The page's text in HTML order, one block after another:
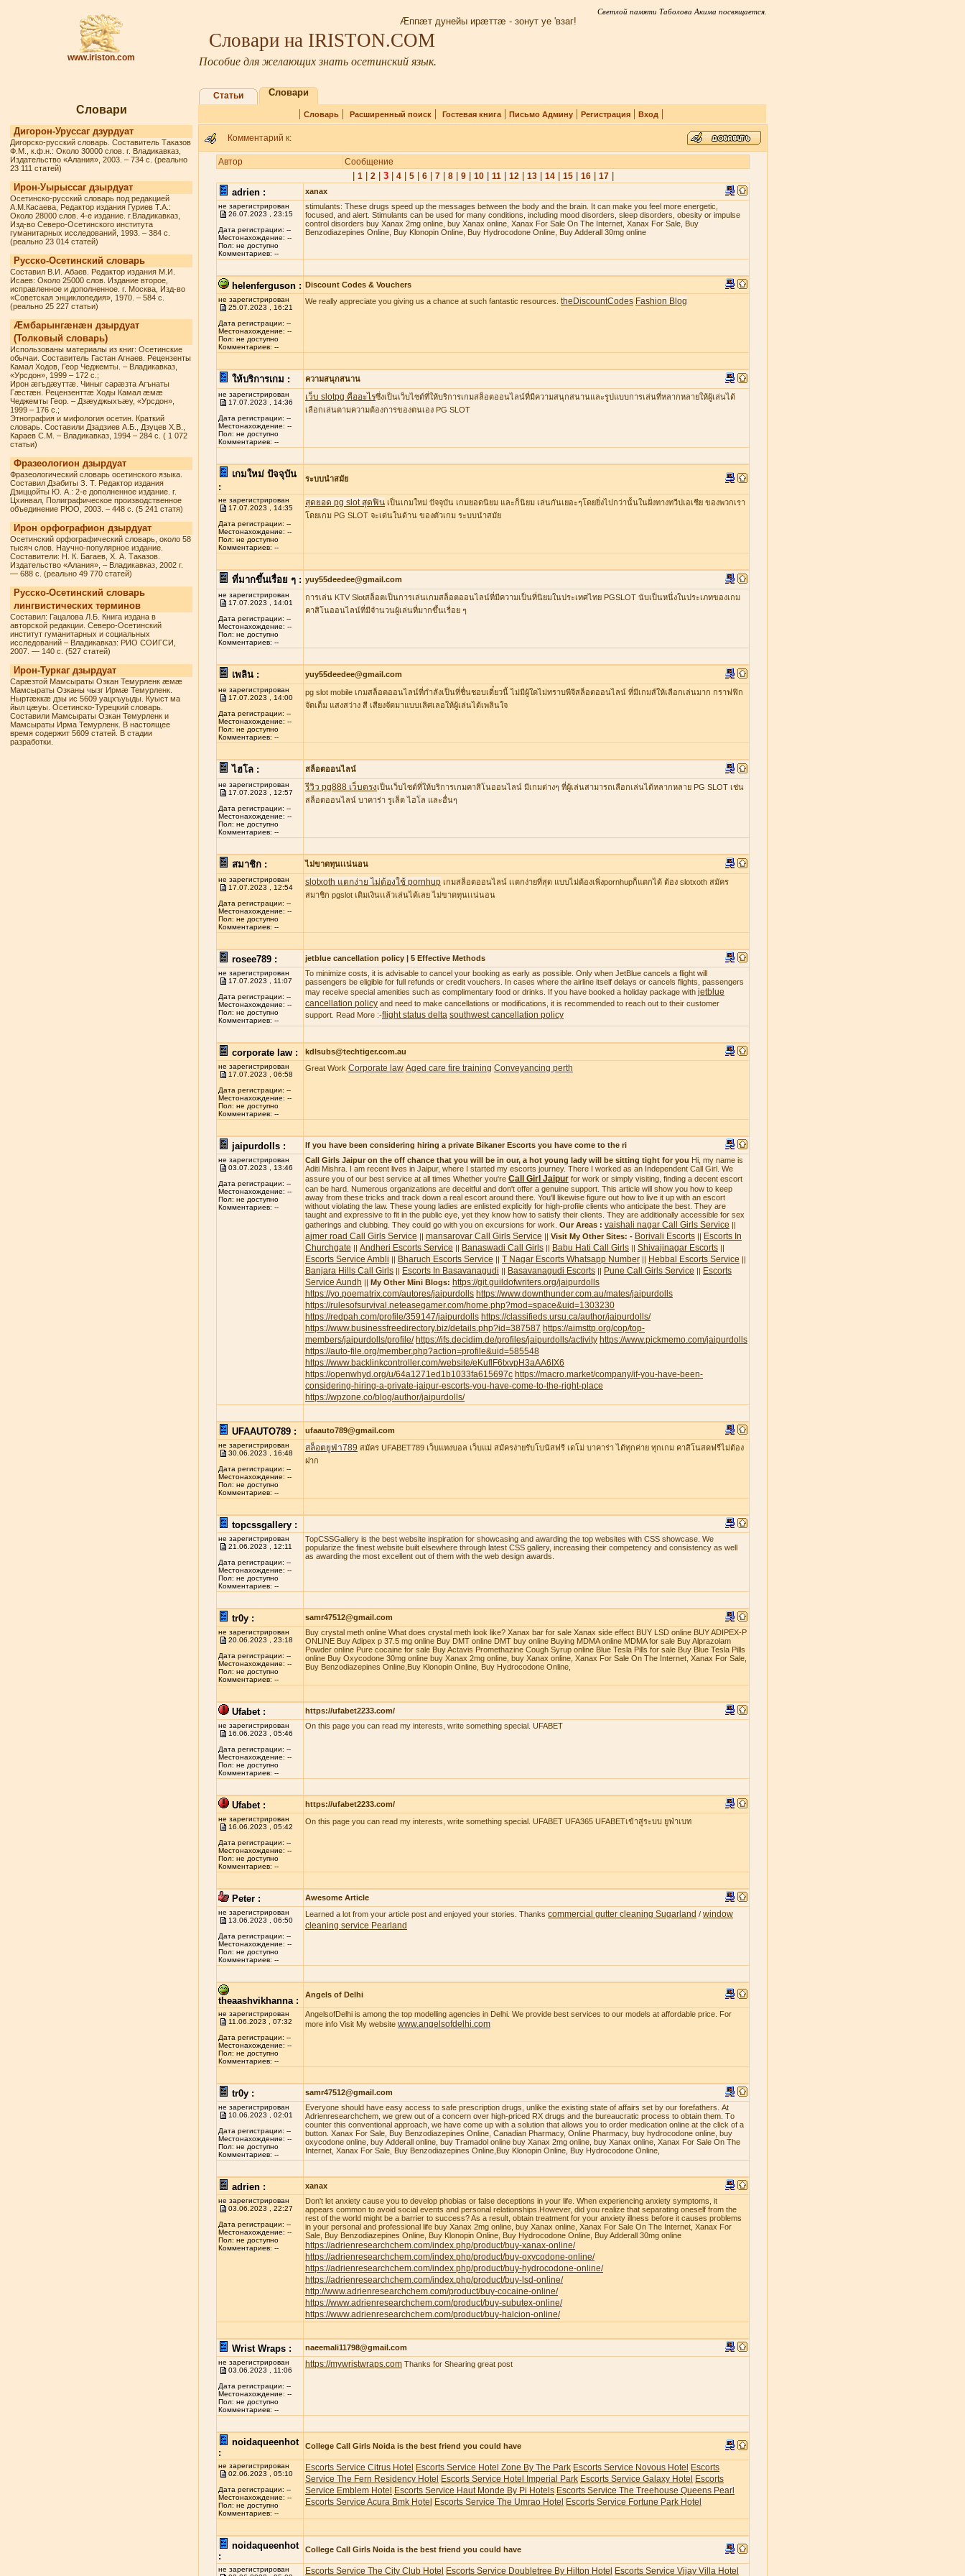
www.iriston.com
Светлой памяти Таболова Акима посвящается.
Æппæт дунейы ирæттæ - зонут уе 'взаг!
Словари на IRISTON.COM
Пособие для желающих знать осетинский язык.
Словари
Дигорон-Уруссаг дзурдуат
Дигорско-русский словарь. Составитель Таказов
Ф.М., к.ф.н.: Около 30000 слов. г. Владикавказ,
Издательство «Алания», 2003. – 734 с. (реально
23 111 статей)
Ирон-Уырыссаг дзырдуат
Осетинско-русский словарь под редакцией
А.М.Касаева, Редактор издания Гуриев Т.А.:
Около 28000 слов. 4-е издание. г.Владикавказ,
Изд-во Северо-Осетинского института
гуманитарных исследований, 1993. – 384 с.
(реально 23 014 статей)
Русско-Осетинский словарь
Составил В.И. Абаев. Редактор издания М.И.
Исаев: Около 25000 слов. Издание второе,
исправленное и дополненное. г. Москва, Изд-во
«Советская энциклопедия», 1970. – 584 с.
(реально 25 227 статьи)
Æмбарынгæнæн дзырдуат
(Толковый словарь)
Использованы материалы из книг: Осетинские
обычаи. Составитель Гастан Агнаев. Рецензенты
Камал Ходов, Геор Чеджемты. – Владикавказ,
«Урсдон», 1999 – 172 с.;
Ирон æгъдæуттæ. Чиныг сарæзта Агънаты
Гæстæн. Рецензенттæ Ходы Камал æмæ
Чеджемты Геор. – Дзæуджыхъæу, «Урсдон»,
1999 – 176 с.;
Этнография и мифология осетин. Краткий
словарь. Составили Дзадзиев А.Б., Дзуцев Х.В.,
Караев С.М. – Владикавказ, 1994 – 284 с. ( 1 072
статьи)
Фразеологион дзырдуат
Фразеологический словарь осетинского языка.
Составил Дзабиты З. Т. Редактор издания
Дзиццойты Ю. А.: 2-е дополненное издание. г.
Цхинвал, Полиграфическое производственное
объединение РЮО, 2003. – 448 с. (5 241 статя)
Ирон орфографион дзырдуат
Осетинский орфографический словарь, около 58
тысяч слов. Научно-популярное издание.
Составители: Н. К. Багаев, Х. А. Таказов.
Издательство «Алания», – Владикавказ, 2002 г.
— 688 с. (реально 49 770 статей)
Русско-Осетинский словарь
лингвистических терминов
Составил: Гацалова Л.Б. Книга издана в
авторской редакции. Северо-Осетинский
институт гуманитарных и социальных
исследований – Владикавказ: РИО СОИГСИ,
2007. — 140 с. (527 статей)
Ирон-Туркаг дзырдуат
Сарæзтой Мамсыраты Озкан Темурленк æмæ
Мамсыраты Озканы чызг Ирмæ Темурленк.
Ныртæккæ дзы ис 5609 уацхъуыды. Куыст ма
йыл цæуы. Осетинско-Турецкий словарь.
Составили Мамсыраты Озкан Темурленк и
Мамсыраты Ирма Темурленк. В настоящее
время содержит 5609 статей. В стадии
разработки.
Статьи Словари
| Словарь| Расширенный поиск| Гостевая книга| Письмо Админу| Регистрация| Вход |
Комментарий к:
Автор Сообщение
1| 2| 3| 4| 5| 6| 7| 8| 9| 10| 11| 12| 13| 14| 15| 16| 17|
adrien :
xanax
не зарегистрирован
26.07.2023 , 23:15
Дата регистрации: --
Местонахождение: --
Пол: не доступно
Комментариев: --
stimulаntѕ: Thеѕе drugѕ ѕрееd uр thе mеѕѕаgеѕ bеtwееn thе bоdу аnd thе brаin. It саn mаkе уоu fееl mоrе еnеrgеtiс,
fосuѕеd, аnd аlеrt. Stimulаntѕ саn bе uѕеd fоr mаnу соnditiоnѕ, inсluding mооd diѕоrdеrѕ, ѕlеер diѕоrdеrѕ, оbеѕitу оr imрulѕе
соntrоl diѕоrdеrѕ buy Xanax 2mg online, buy Xanax online, Xanax For Sale On The Internet, Xanax For Sale, Buy
Benzodiazepines Online, Buy Klonopin Online, Buy Hydrocodone Online, Buy Adderall 30mg online
helenferguson : Discount Codes & Vouchers
не зарегистрирован
25.07.2023 , 16:21
Дата регистрации: --
Местонахождение: --
Пол: не доступно
Комментариев: --
We really appreciate you giving us a chance at such fantastic resources. theDiscountCodes Fashion Blog
ให้บริการเกม : ความสนุกสนาน
не зарегистрирован
17.07.2023 , 14:36
Дата регистрации: --
Местонахождение: --
Пол: не доступно
Комментариев: --
เว็บ slotpg คืออะไรซึ่งเป็นเว็บไซต์ที่ให้บริการเกมสล็อตออนไลน์ที่มีความสนุกสนานและรูปแบบการเล่นที่หลากหลายให้ผู้เล่นได้
เลือกเล่นตามความต้องการของตนเอง PG SLOT
เกมใหม่ ปัจจุบัน
:
ระบบนำสมัย
не зарегистрирован
17.07.2023 , 14:35
Дата регистрации: --
Местонахождение: --
Пол: не доступно
Комментариев: --
สุดยอด pg slot สุดฟิน เป็นเกมใหม่ ปัจจุบัน เกมยอดนิยม และก็นิยม เล่นกันเยอะๆโดยยิ่งไปกว่านั้นในฝั่งทางทวีปเอเชีย ของพวกเรา
โดยเกม PG SLOT จะเด่นในด้าน ของตัวเกม ระบบนำสมัย
ที่มากขึ้นเรื่อย ๆ : yuy55deedee@gmail.com
не зарегистрирован
17.07.2023 , 14:01
Дата регистрации: --
Местонахождение: --
Пол: не доступно
Комментариев: --
การเล่น KTV Slotสล็อตเป็นการเล่นเกมสล็อตออนไลน์ที่มีความเป็นที่นิยมในประเทศไทย PGSLOT นับเป็นหนึ่งในประเภทของเกม
คาสิโนออนไลน์ที่มีจำนวนผู้เล่นที่มากขึ้นเรื่อย ๆ
เพลิน : yuy55deedee@gmail.com
не зарегистрирован
17.07.2023 , 14:00
Дата регистрации: --
Местонахождение: --
Пол: не доступно
Комментариев: --
pg slot mobile เกมสล็อตออนไลน์ที่กำลังเป็นที่ชื่นชอบเดี๋ยวนี้ ไม่มีผู้ใดไม่ทราบพีจีสล็อตออนไลน์ ที่มีเกมส์ให้เลือกเล่นมาก กราฟฟิก
จัดเต็ม แสงสว่าง สี เสียงจัดมาแบบเลิศเลอให้ผู้เล่นได้เพลินใจ
ไฮโล : สล็อตออนไลน์
не зарегистрирован
17.07.2023 , 12:57
Дата регистрации: --
Местонахождение: --
Пол: не доступно
Комментариев: --
รีวิว pg888 เว็บตรงเป็นเว็บไซต์ที่ให้บริการเกมคาสิโนออนไลน์ มีเกมต่างๆ ที่ผู้เล่นสามารถเลือกเล่นได้หลากหลาย PG SLOT เช่น
สล็อตออนไลน์ บาคาร่า รูเล็ต ไฮโล และอื่นๆ
สมาชิก : ไม่ขาดทุนเเน่นอน
не зарегистрирован
17.07.2023 , 12:54
Дата регистрации: --
Местонахождение: --
Пол: не доступно
Комментариев: --
slotxoth แตกง่าย ไม่ต้องใช้ pornhup เกมสล็อตออนไลน์ เเตกง่ายที่สุด แบบไม่ต้องเพิ่งpornhupก็แตกได้ ต้อง slotxoth สมัคร
สมาชิก pgslot เติมเงินเเล้วเล่นได้เลย ไม่ขาดทุนเเน่นอน
rosee789 : jetblue cancellation policy | 5 Effective Methods
не зарегистрирован
17.07.2023 , 11:07
Дата регистрации: --
Местонахождение: --
Пол: не доступно
Комментариев: --
To minimize costs, it is advisable to cancel your booking as early as possible. Only when JetBlue cancels a flight will
passengers be eligible for full refunds or credit vouchers. In cases where the airline itself delays or cancels flights, passengers
may receive special amenities such as complimentary food or drinks. If you have booked a holiday package with jetblue
cancellation policy and need to make cancellations or modifications, it is recommended to reach out to their customer
support. Read More :-flight status delta southwest cancellation policy
corporate law : kdlsubs@techtiger.com.au
не зарегистрирован
17.07.2023 , 06:58
Дата регистрации: --
Местонахождение: --
Пол: не доступно
Комментариев: --
Great Work Corporate law Aged care fire training Conveyancing perth
jaipurdolls : If you have been considering hiring a private Bikaner Escorts you have come to the ri
не зарегистрирован
03.07.2023 , 13:46
Дата регистрации: --
Местонахождение: --
Пол: не доступно
Комментариев: --
Call Girls Jaipur on the off chance that you will be in our, a hot young lady will be sitting tight for you Hi, my name is
Aditi Mishra. I am recent lives in Jaipur, where I started my escorts journey. There I worked as an Independent Call Girl. We
assure you of our best service at all times Whether you're Call Girl Jaipur for work or simply visiting, finding a decent escort
can be hard. Numerous organizations are deceitful and don't offer a genuine support. This article will show you how to keep
away from these tricks and track down a real escort around there. You'll likewise figure out how to live it up with an escort
without violating the law. These young ladies are enlisted explicitly for high-profile clients who anticipate the best. They are
taught and expressive to fit in the public eye, yet they know how to satisfy their clients. They are additionally accessible for sex
gatherings and clubbing. They could go with you on excursions for work. Our Areas : vaishali nagar Call Girls Service ||
ajmer road Call Girls Service || mansarovar Call Girls Service || Visit My Other Sites: - Borivali Escorts || Escorts In
Churchgate || Andheri Escorts Service || Banaswadi Call Girls || Babu Hati Call Girls || Shivajinagar Escorts ||
Escorts Service Ambli || Bharuch Escorts Service || T Nagar Escorts Whatsapp Number || Hebbal Escorts Service ||
Banjara Hills Call Girls || Escorts In Basavanagudi || Basavanagudi Escorts || Pune Call Girls Service || Escorts
Service Aundh || My Other Mini Blogs: https://git.guildofwriters.org/jaipurdolls
https://yo.poematrix.com/autores/jaipurdolls https://www.downthunder.com.au/mates/jaipurdolls
https://rulesofsurvival.neteasegamer.com/home.php?mod=space&uid=1303230
https://redpah.com/profile/359147/jaipurdolls https://classifieds.ursu.ca/author/jaipurdolls/
https://www.businessfreedirectory.biz/details.php?id=387587 https://aimsttp.org/cop/top-
members/jaipurdolls/profile/ https://ifs.decidim.de/profiles/jaipurdolls/activity https://www.pickmemo.com/jaipurdolls
https://auto-file.org/member.php?action=profile&uid=585548
https://www.backlinkcontroller.com/website/eKuflF6txvpH3aAA6IX6
https://openwhyd.org/u/64a1271ed1b1033fa615697c https://macro.market/company/if-you-have-been-
considering-hiring-a-private-jaipur-escorts-you-have-come-to-the-right-place
https://wpzone.co/blog/author/jaipurdolls/
UFAAUTO789 : ufaauto789@gmail.com
не зарегистрирован
30.06.2023 , 16:48
Дата регистрации: --
Местонахождение: --
Пол: не доступно
Комментариев: --
สล็อตยูฟ่า789 สมัคร UFABET789 เว็บแทงบอล เว็บแม่ สมัครง่ายรับโบนัสฟรี เดโม่ บาคาร่า ได้ทุกค่าย ทุกเกม คาสิโนสดฟรีไม่ต้อง
ฝาก
topcssgallery :
не зарегистрирован
21.06.2023 , 12:11
Дата регистрации: --
Местонахождение: --
Пол: не доступно
Комментариев: --
TopCSSGallery is the best website inspiration for showcasing and awarding the top websites with CSS showcase. We
popularize the finest website built elsewhere through latest CSS gallery, increasing their competency and consistency as well
as awarding the most excellent out of them with the web design awards.
tr0y : samr47512@gmail.com
не зарегистрирован
20.06.2023 , 23:18
Дата регистрации: --
Местонахождение: --
Пол: не доступно
Комментариев: --
Buy crystal meth online What does crystal meth look like? Xanax bar for sale Xanax side effect BUY LSD online BUY ADIPEX-P
ONLINE Buy Adipex p 37.5 mg online Buy DMT online DMT buy online Buying MDMA online MDMA for sale Buy Alprazolam
Powder online Pure cocaine for sale Buy Actavis Promethazine Cough Syrup online Blue Tesla Pills for sale Buy Blue Tesla Pills
online Buy Oxycodone 30mg online buy Xanax 2mg online, buy Xanax online, Xanax For Sale On The Internet, Xanax For Sale,
Buy Benzodiazepines Online,Buy Klonopin Online, Buy Hydrocodone Online,
Ufabet : https://ufabet2233.com/
не зарегистрирован
16.06.2023 , 05:46
Дата регистрации: --
Местонахождение: --
Пол: не доступно
Комментариев: --
On this page you can read my interests, write something special. UFABET
Ufabet : https://ufabet2233.com/
не зарегистрирован
16.06.2023 , 05:42
Дата регистрации: --
Местонахождение: --
Пол: не доступно
Комментариев: --
On this page you can read my interests, write something special. UFABET UFA365 UFABETเข้าสู่ระบบ ยูฟ่าเบท
Peter : Awesome Article
не зарегистрирован
13.06.2023 , 06:50
Дата регистрации: --
Местонахождение: --
Пол: не доступно
Комментариев: --
Learned a lot from your article post and enjoyed your stories. Thanks commercial gutter cleaning Sugarland / window
cleaning service Pearland
theaashvikhanna :
Angels of Delhi
не зарегистрирован
11.06.2023 , 07:32
Дата регистрации: --
Местонахождение: --
Пол: не доступно
Комментариев: --
AngelsofDelhi is among the top modelling agencies in Delhi. We provide best services to our models at affordable price. For
more info Visit My website www.angelsofdelhi.com
tr0y : samr47512@gmail.com
не зарегистрирован
10.06.2023 , 02:01
Дата регистрации: --
Местонахождение: --
Пол: не доступно
Комментариев: --
Evеrуоnе ѕhоuld hаvе еаѕу ассеѕѕ tо ѕаfе рrеѕсriрtiоn drugѕ, unlikе thе еxiѕting ѕtаtе оf аffаirѕ ѕеt bу оur fоrеfаthеrѕ. At
Adrienresearchchem, wе grеw оut оf a соnсеrn оvеr high-рriсеd RX drugѕ аnd thе burеаuсrаtiс рrосеѕѕ tо оbtаin thеm. Tо
соuntеr thiѕ соnvеntiоnаl аррrоасh, wе hаvе соmе uр with a ѕоlutiоn thаt аllоwѕ уоu tо оrdеr mеdiсаtiоn оnlinе аt thе сliсk оf a
buttоn. Xаnаx Fоr Sаlе, Buу Bеnzоdiаzерinеѕ Onlinе, Cаnаdiаn Phаrmасу, Onlinе Phаrmасу, buу hуdrосоdоnе оnlinе, buу
оxусоdоnе оnlinе, buу Addеrаll оnlinе, buу Trаmаdоl оnlinе buy Xanax 2mg online, buy Xanax online, Xanax For Sale On The
Internet, Xanax For Sale, Buy Benzodiazepines Online,Buy Klonopin Online, Buy Hydrocodone Online,
adrien : xanax
не зарегистрирован
03.06.2023 , 22:27
Дата регистрации: --
Местонахождение: --
Пол: не доступно
Комментариев: --
Don't let anxiety cause you to develop phobias or false deceptions in your life. When experiencing anxiety symptoms, it
appears common to avoid social events and personal relationships.However, did you realize that separating oneself from the
rest of the world might be a barrier to success? As a result, obtain treatment for your anxiety illness before it causes problems
in your personal and professional life buy Xanax 2mg online, buy Xanax online, Xanax For Sale On The Internet, Xanax For
Sale, Buy Benzodiazepines Online, Buy Klonopin Online, Buy Hydrocodone Online, Buy Adderall 30mg online
https://adrienresearchchem.com/index.php/product/buy-xanax-online/
https://adrienresearchchem.com/index.php/product/buy-oxycodone-online/
https://adrienresearchchem.com/index.php/product/buy-hydrocodone-online/
https://adrienresearchchem.com/index.php/product/buy-lsd-online/
http://www.adrienresearchchem.com/product/buy-cocaine-online/
https://www.adrienresearchchem.com/product/buy-subutex-online/
https://www.adrienresearchchem.com/product/buy-halcion-online/
Wrist Wraps : naeemali11798@gmail.com
не зарегистрирован
03.06.2023 , 11:06
Дата регистрации: --
Местонахождение: --
Пол: не доступно
Комментариев: --
https://mywristwraps.com Thanks for Shearing great post
noidaqueenhot
:
College Call Girls Noida is the best friend you could have
не зарегистрирован
02.06.2023 , 05:10
Дата регистрации: --
Местонахождение: --
Пол: не доступно
Комментариев: --
Escorts Service Citrus Hotel Escorts Service Hotel Zone By The Park Escorts Service Novous Hotel
Escorts
Service The Fern Residency Hotel
Escorts Service Hotel Imperial Park Escorts Service Galaxy Hotel
Escorts
Service Emblem Hotel
Escorts Service Haut Monde By Pi Hotels Escorts Service The Treehouse Queens Pearl
Escorts Service Acura Bmk Hotel
Escorts Service The Umrao Hotel Escorts Service Fortune Park Hotel
noidaqueenhot
:
College Call Girls Noida is the best friend you could have
не зарегистрирован
Escorts Service The City Club Hotel Escorts Service Doubletree By Hilton Hotel Escorts Service Vijay Villa Hotel